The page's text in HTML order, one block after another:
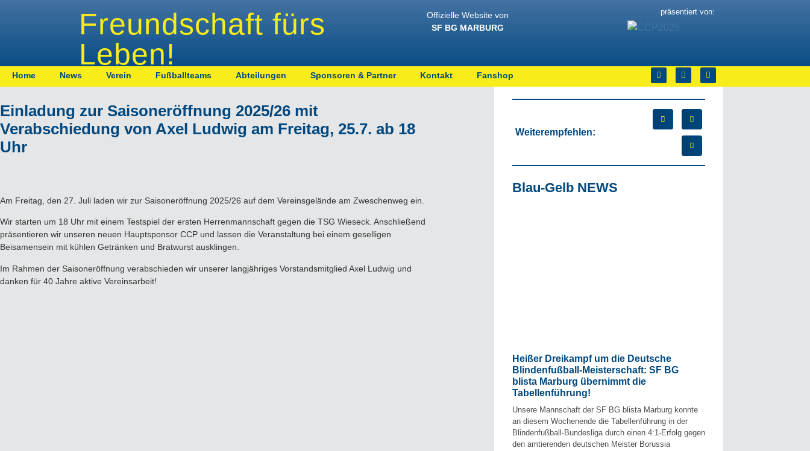
Freundschaft fürs
Leben!
Offizielle Website von
SF BG MARBURG
präsentiert von:
Home News Verein Fußballteams Abteilungen Sponsoren & Partner Kontakt Fanshop
Einladung zur Saisoneröffnung 2025/26 mit
Verabschiedung von Axel Ludwig am Freitag, 25.7. ab 18
Uhr
Am Freitag, den 27. Juli laden wir zur Saisoneröffnung 2025/26 auf dem Vereinsgelände am Zweschenweg ein.
Wir starten um 18 Uhr mit einem Testspiel der ersten Herrenmannschaft gegen die TSG Wieseck. Anschließend
präsentieren wir unseren neuen Hauptsponsor CCP und lassen die Veranstaltung bei einem geselligen
Beisamensein mit kühlen Getränken und Bratwurst ausklingen.
Im Rahmen der Saisoneröffnung verabschieden wir unserer langjähriges Vorstandsmitglied Axel Ludwig und
danken für 40 Jahre aktive Vereinsarbeit!
Weiterempfehlen:
Blau-Gelb NEWS
Heißer Dreikampf um die Deutsche
Blindenfußball-Meisterschaft: SF BG
blista Marburg übernimmt die
Tabellenführung!
Unsere Mannschaft der SF BG blista Marburg konnte
an diesem Wochenende die Tabellenführung in der
Blindenfußball-Bundesliga durch einen 4:1-Erfolg gegen
den amtierenden deutschen Meister Borussia